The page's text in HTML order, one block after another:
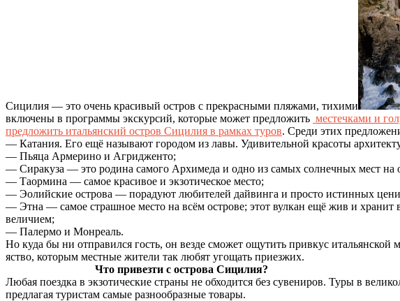
Сицилия — это очень красивый остров с прекрасными пляжами, тихими
включены в программы экскурсий, которые может предложить местечками и
предложить итальянский остров Сицилия в рамках туров. Среди этих
— Катания. Его ещё называют городом из лавы. Удивительной красоты
— Пьяца Армерино и Агридженто;
— Сиракуза — это родина самого Архимеда и одно из самых солнечных мест на
— Таормина — самое красивое и экзотическое место;
— Эолийские острова — порадуют любителей дайвинга и просто истинных
— Этна — самое страшное место на всём острове; этот вулкан ещё жив и хранит
величием;
— Палермо и Монреаль.
Но куда бы ни отправился гость, он везде сможет ощутить привкус
яство, которым местные жители так любят угощать приезжих.
Что привезти с острова Сицилия?
Любая поездка в экзотические страны не обходится без сувениров. Туры в
предлагая туристам самые разнообразные товары.